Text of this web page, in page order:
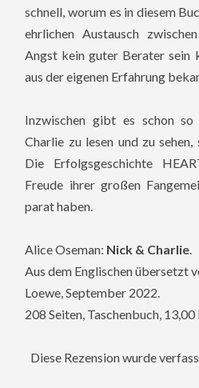
schnell, worum es in diesem
ehrlichen Austausch
Angst kein guter Berater sein
aus der eigenen Erfahrung
Inzwischen gibt es schon
Charlie zu lesen und zu
Die Erfolgsgeschichte
Freude ihrer großen
parat haben.
Alice Oseman: Nick & Charlie.
Aus dem Englischen übersetzt
Loewe, September 2022.
208 Seiten, Taschenbuch, 13,00
Diese Rezension wurde